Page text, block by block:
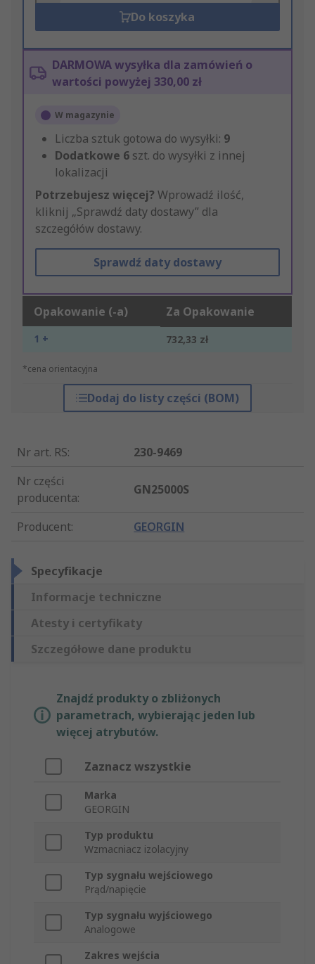
Do koszyka
DARMOWA wysyłka dla zamówień o
wartości powyżej 330,00 zł
W magazynie
Liczba sztuk gotowa do wysyłki: 9
Dodatkowe 6 szt. do wysyłki z innej
lokalizacji
Potrzebujesz więcej? Wprowadź ilość,
kliknij „Sprawdź daty dostawy” dla
szczegółów dostawy.
Sprawdź daty dostawy
Opakowanie (-a) Za Opakowanie
1 + 732,33 zł
*cena orientacyjna
Dodaj do listy części (BOM)
Nr art. RS:
230-9469
Nr części
producenta:
GN25000S
Producent: GEORGIN
Specyfikacje
Informacje techniczne
Atesty i certyfikaty
Szczegółowe dane produktu
Znajdź produkty o zbliżonych
parametrach, wybierając jeden lub
więcej atrybutów.
Zaznacz wszystkie
Marka
GEORGIN
Typ produktu
Wzmacniacz izolacyjny
Typ sygnału wejściowego
Prąd/napięcie
Typ sygnału wyjściowego
Analogowe
Zakres wejścia